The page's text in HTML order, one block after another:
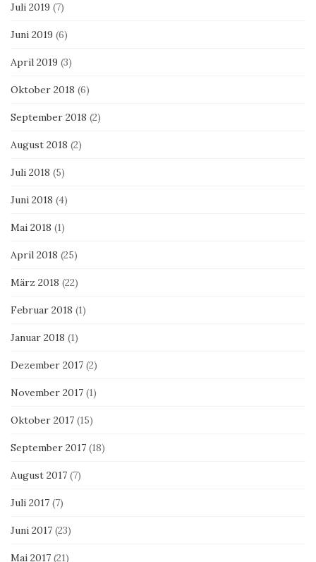
Juli 2019 (7)
Juni 2019 (6)
April 2019 (3)
Oktober 2018 (6)
September 2018 (2)
August 2018 (2)
Juli 2018 (5)
Juni 2018 (4)
Mai 2018 (1)
April 2018 (25)
März 2018 (22)
Februar 2018 (1)
Januar 2018 (1)
Dezember 2017 (2)
November 2017 (1)
Oktober 2017 (15)
September 2017 (18)
August 2017 (7)
Juli 2017 (7)
Juni 2017 (23)
Mai 2017 (21)